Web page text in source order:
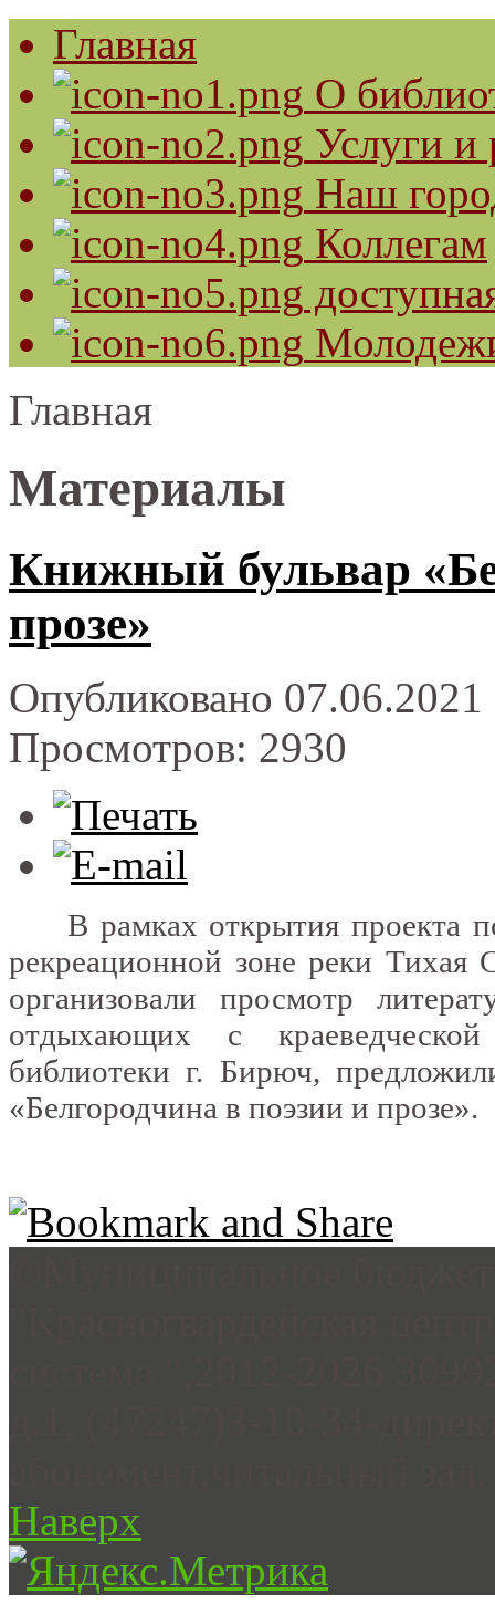
Главная
О
Услуги и
Наш
Коллегам
Главная
Материалы
Книжный бульвар
прозе»
Опубликовано
Просмотров: 2930
В рамках открытия проекта
рекреационной зоне реки Тихая
организовали просмотр
отдыхающих с
библиотеки г. Бирюч,
«Белгородчина в поэзии и прозе».
Наверх